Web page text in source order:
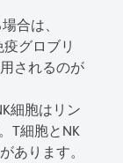
合は、
疫グロブリ
されるのが
細胞はリン
T細胞とNK
あります。